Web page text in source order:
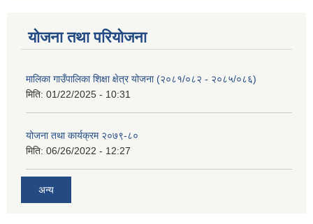
योजना तथा परियोजना
मालिका गाउँपालिका शिक्षा क्षेत्र योजना (२०८१/०८२ - २०८५/०८६)
मिति: 01/22/2025 - 10:31
योजना तथा कार्यक्रम २०७९-८०
मिति: 06/26/2022 - 12:27
अन्य